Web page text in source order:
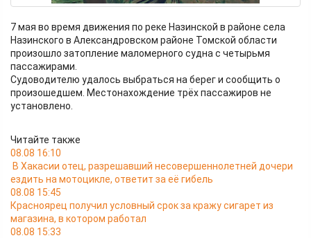
7 мая во время движения по реке Назинской в районе села
Назинского в Александровском районе Томской области
произошло затопление маломерного судна с четырьмя
пассажирами.
Судоводителю удалось выбраться на берег и сообщить о
произошедшем. Местонахождение трёх пассажиров не
установлено.
Читайте также
08.08 16:10
В Хакасии отец, разрешавший несовершеннолетней дочери
ездить на мотоцикле, ответит за её гибель
08.08 15:45
Красноярец получил условный срок за кражу сигарет из
магазина, в котором работал
08.08 15:33